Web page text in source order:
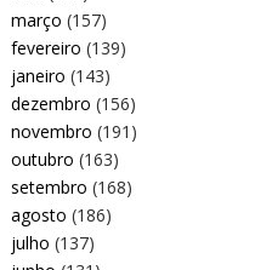
março (157)
fevereiro (139)
janeiro (143)
dezembro (156)
novembro (191)
outubro (163)
setembro (168)
agosto (186)
julho (137)